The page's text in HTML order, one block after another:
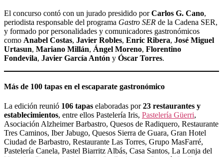
El concurso contó con un jurado presidido porCarlos G. Cano,
periodista responsable del programa Gastro SER de la Cadena SER,
y formado por personalidades y comunicadores gastronómicos
como Anabel Costas, Javier Robles, Enric Ribera, José Miguel
Urtasun, Mariano Millán, Ángel Moreno, Florentino
Fondevila, Javier García Antón y Óscar Torres.
Más de 100 tapas en el escaparate gastronómico
La edición reunió 106 tapas elaboradas por23 restaurantes y
establecimientos, entre ellos Pastelería Iris, Pastelería Güerri,
Asociación Alzheimer Barbastro, Quesos de Radiquero, Restaurante
Tres Caminos, Iber Jabugo, Quesos Sierra de Guara, Gran Hotel
Ciudad de Barbastro, Restaurante Las Torres, Grupo MasFarré,
Pastelería Canela, Pastel Biarritz Albás, Casa Santos, La Lonja del